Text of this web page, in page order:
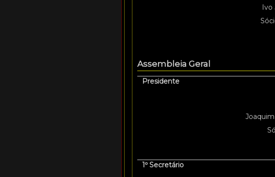
Ivo
Assembleia Geral
Presidente
1º Secretário